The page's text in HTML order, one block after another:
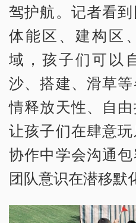
驾护航。记者看
体能区、建构区
域，孩子们可以
沙、搭建、滑草
情释放天性、自
让孩子们在肆意
协作中学会沟通
团队意识在潜移默